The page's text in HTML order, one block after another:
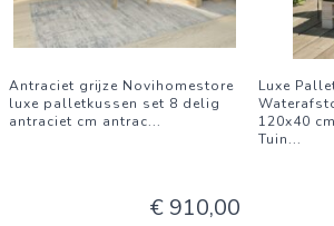
Antraciet grijze Novihomestore
luxe palletkussen set 8 delig
antraciet cm antrac...
€ 910,00
Luxe
120x40
Tuin...